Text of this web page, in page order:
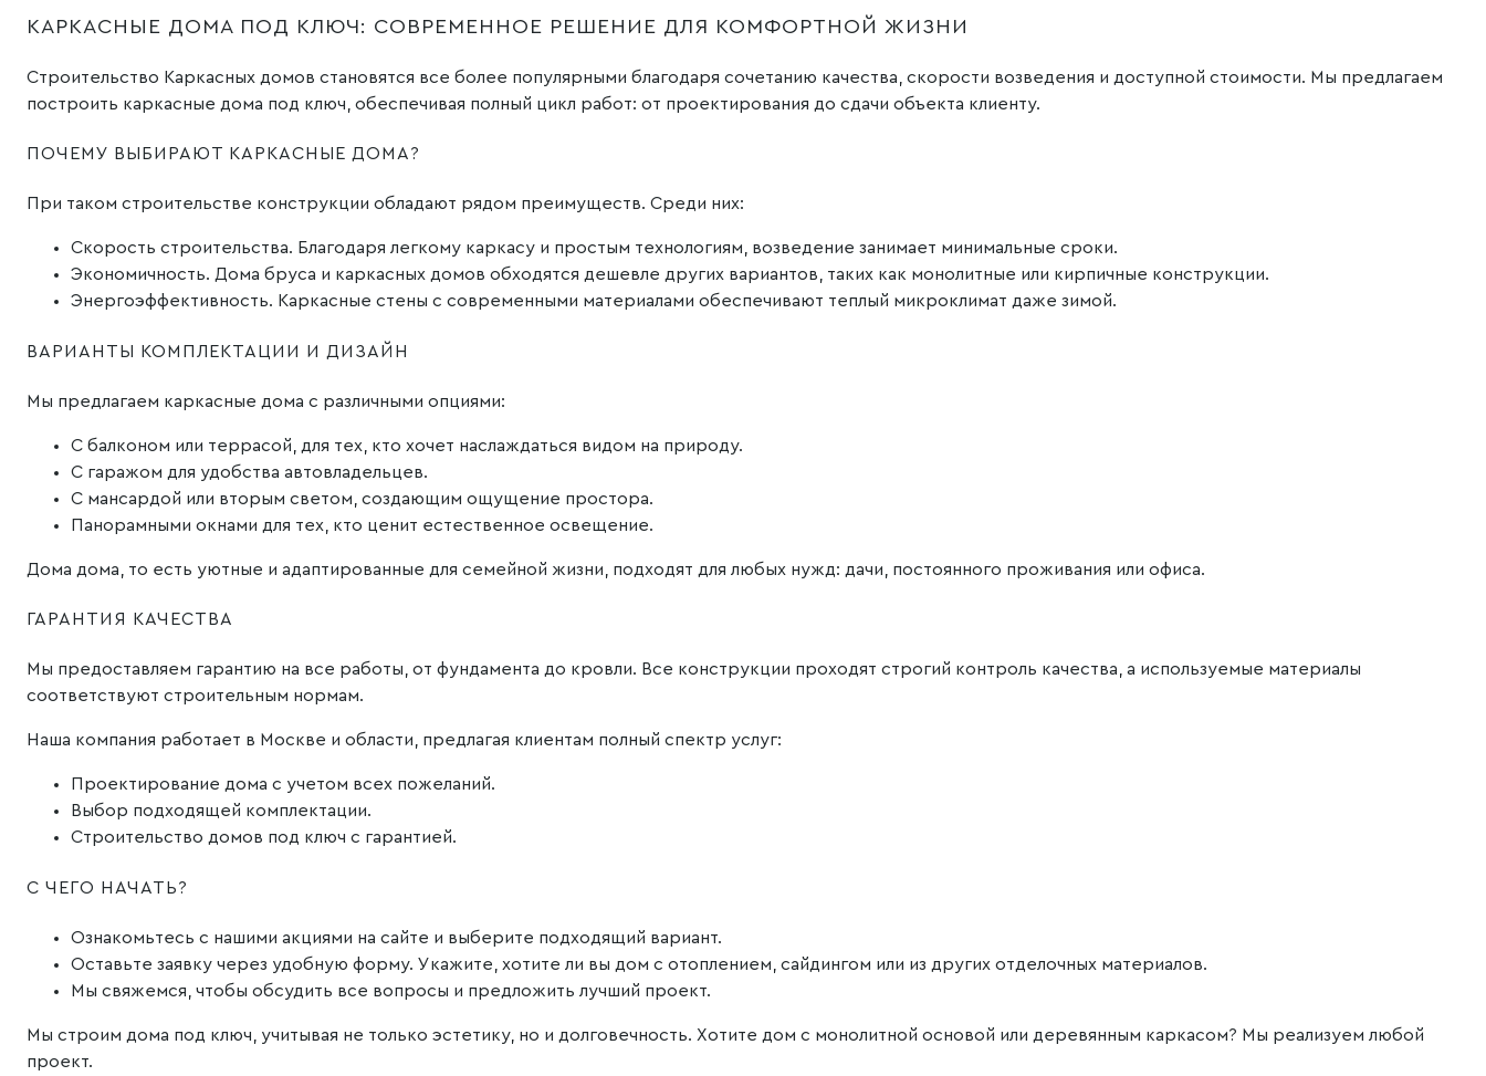
КАРКАСНЫЕ ДОМА ПОД КЛЮЧ: СОВРЕМЕННОЕ РЕШЕНИЕ ДЛЯ КОМФОРТНОЙ ЖИЗНИ
Строительство Каркасных домов становятся все более популярными благодаря сочетанию качества, скорости возведения и доступной стоимости. Мы предлагаем
построить каркасные дома под ключ, обеспечивая полный цикл работ: от проектирования до сдачи объекта клиенту.
ПОЧЕМУ ВЫБИРАЮТ КАРКАСНЫЕ ДОМА?
При таком строительстве конструкции обладают рядом преимуществ. Среди них:
Скорость строительства. Благодаря легкому каркасу и простым технологиям, возведение занимает минимальные сроки.
Экономичность. Дома бруса и каркасных домов обходятся дешевле других вариантов, таких как монолитные или кирпичные конструкции.
Энергоэффективность. Каркасные стены с современными материалами обеспечивают теплый микроклимат даже зимой.
ВАРИАНТЫ КОМПЛЕКТАЦИИ И ДИЗАЙН
Мы предлагаем каркасные дома с различными опциями:
С балконом или террасой, для тех, кто хочет наслаждаться видом на природу.
С гаражом для удобства автовладельцев.
С мансардой или вторым светом, создающим ощущение простора.
Панорамными окнами для тех, кто ценит естественное освещение.
Дома дома, то есть уютные и адаптированные для семейной жизни, подходят для любых нужд: дачи, постоянного проживания или офиса.
ГАРАНТИЯ КАЧЕСТВА
Мы предоставляем гарантию на все работы, от фундамента до кровли. Все конструкции проходят строгий контроль качества, а используемые материалы
соответствуют строительным нормам.
Наша компания работает в Москве и области, предлагая клиентам полный спектр услуг:
Проектирование дома с учетом всех пожеланий.
Выбор подходящей комплектации.
Строительство домов под ключ с гарантией.
С ЧЕГО НАЧАТЬ?
Ознакомьтесь с нашими акциями на сайте и выберите подходящий вариант.
Оставьте заявку через удобную форму. Укажите, хотите ли вы дом с отоплением, сайдингом или из других отделочных материалов.
Мы свяжемся, чтобы обсудить все вопросы и предложить лучший проект.
Мы строим дома под ключ, учитывая не только эстетику, но и долговечность. Хотите дом с монолитной основой или деревянным каркасом? Мы реализуем любой
проект.